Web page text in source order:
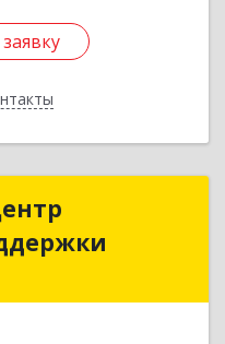
поддержки